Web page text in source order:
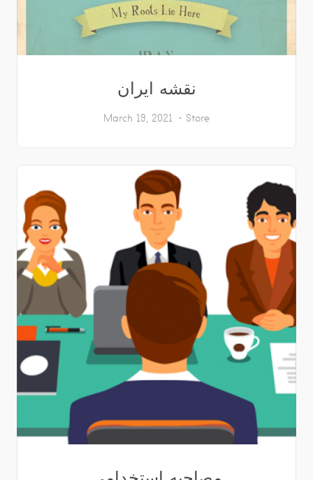
نقشه ایران
March 19, 2021 Store